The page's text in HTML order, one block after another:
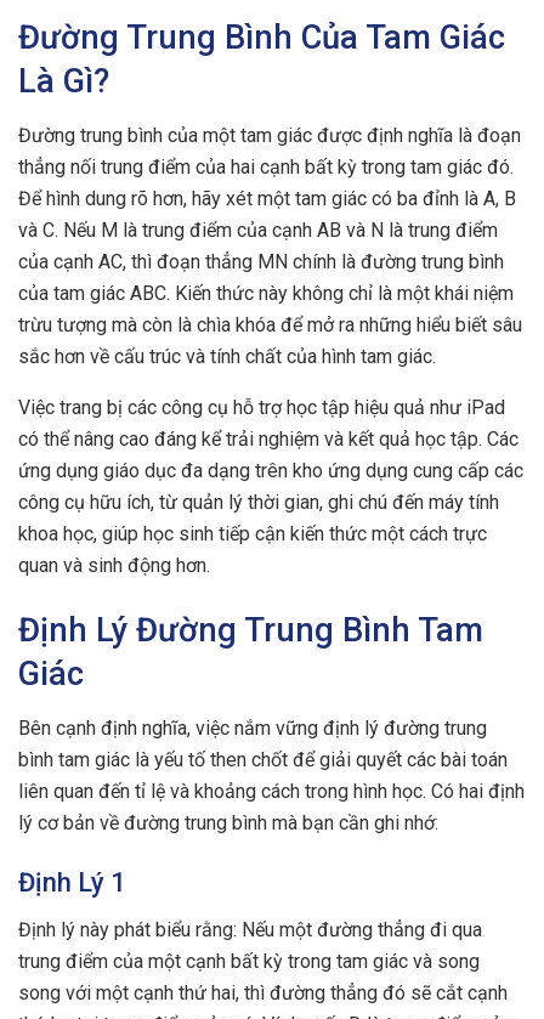
Đường Trung Bình Của Tam Giác
Là Gì?
Đường trung bình của một tam giác được định nghĩa là đoạn
thẳng nối trung điểm của hai cạnh bất kỳ trong tam giác đó.
Để hình dung rõ hơn, hãy xét một tam giác có ba đỉnh là A, B
và C. Nếu M là trung điểm của cạnh AB và N là trung điểm
của cạnh AC, thì đoạn thẳng MN chính là đường trung bình
của tam giác ABC. Kiến thức này không chỉ là một khái niệm
trừu tượng mà còn là chìa khóa để mở ra những hiểu biết sâu
sắc hơn về cấu trúc và tính chất của hình tam giác.
Việc trang bị các công cụ hỗ trợ học tập hiệu quả như iPad
có thể nâng cao đáng kể trải nghiệm và kết quả học tập. Các
ứng dụng giáo dục đa dạng trên kho ứng dụng cung cấp các
công cụ hữu ích, từ quản lý thời gian, ghi chú đến máy tính
khoa học, giúp học sinh tiếp cận kiến thức một cách trực
quan và sinh động hơn.
Định Lý Đường Trung Bình Tam
Giác
Bên cạnh định nghĩa, việc nắm vững định lý đường trung
bình tam giác là yếu tố then chốt để giải quyết các bài toán
liên quan đến tỉ lệ và khoảng cách trong hình học. Có hai định
lý cơ bản về đường trung bình mà bạn cần ghi nhớ:
Định Lý 1
Định lý này phát biểu rằng: Nếu một đường thẳng đi qua
trung điểm của một cạnh bất kỳ trong tam giác và song
song với một cạnh thứ hai, thì đường thẳng đó sẽ cắt cạnh